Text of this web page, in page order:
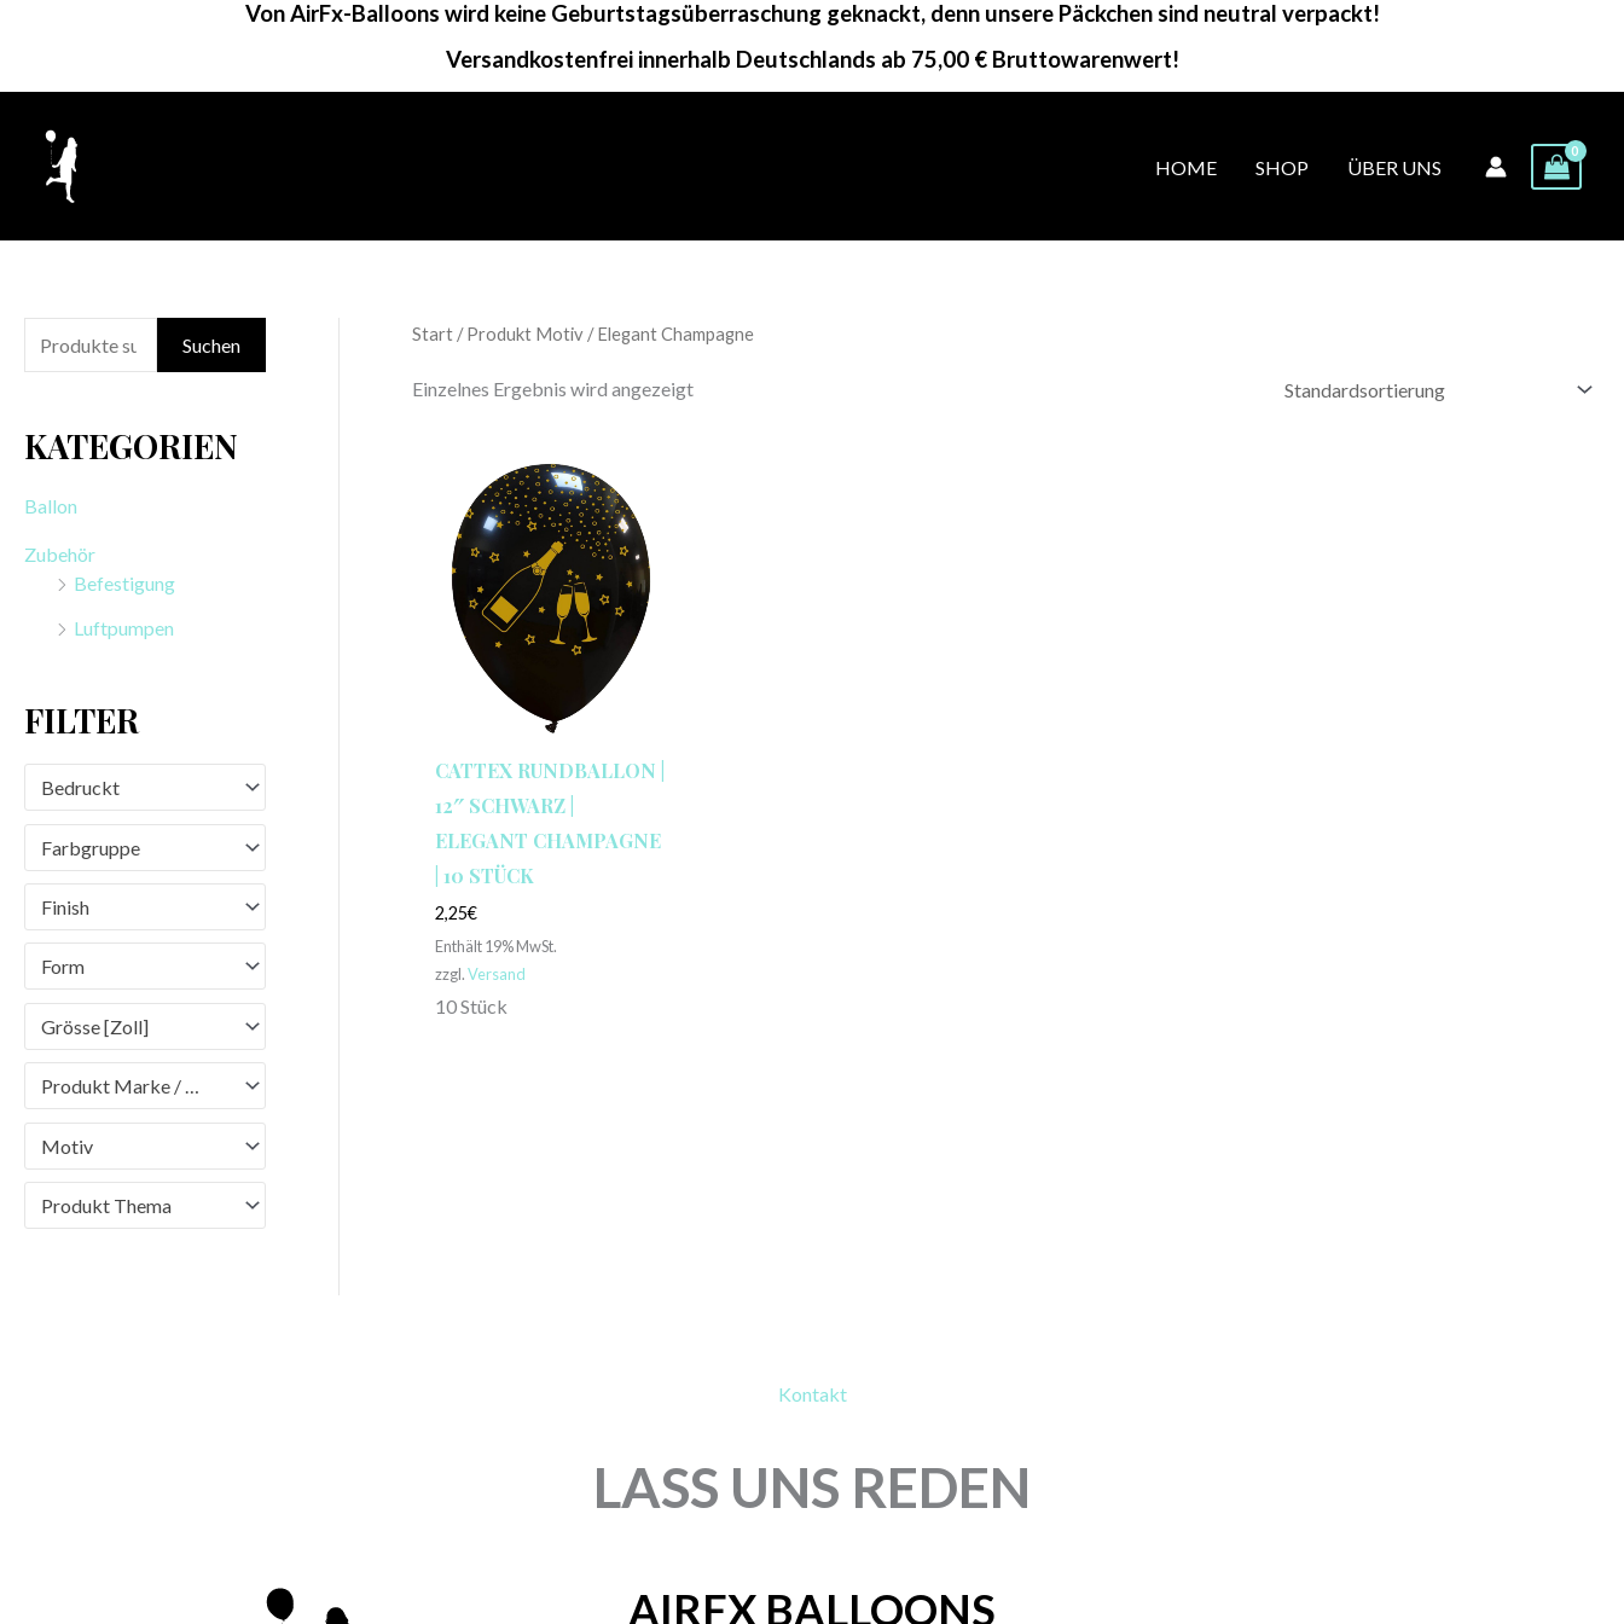
springen
Von AirFx-Balloons wird keine Geburtstagsüberraschung geknackt, denn unsere Päckchen sind neutral verpackt!
Versandkostenfrei innerhalb Deutschlands ab 75,00 € Bruttowarenwert!
HOME SHOP ÜBER UNS
u
h
n
Suchen
KATEGORIEN
Ballon
Zubehör
Befestigung
Luftpumpen
FILTER
Bedruckt
Farbgruppe
Finish
Form
Grösse [Zoll]
Produkt Marke / Brand
Motiv
Produkt Thema
Start/ Produkt Motiv / Elegant Champagne
Einzelnes Ergebnis wird angezeigt
CATTEX RUNDBALLON |
12″ SCHWARZ |
ELEGANT CHAMPAGNE
| 10 STÜCK
2,25€
Enthält 19% MwSt.
zzgl.Versand
10 Stück
Kontakt
LASS UNS REDEN
AIRFX BALLOONS